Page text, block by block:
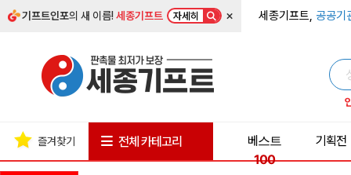
기프트인포의 새 이름!세종기프트 자세히 × 세종기프트, 공공기
즐겨찾기 전체 카테고리
베스트
100
기획전